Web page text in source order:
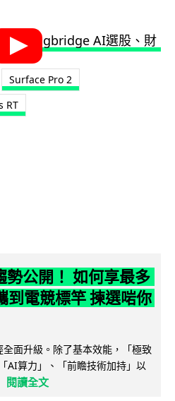
Surface Pro 2
RT
公開！ 如何享最多
電競標竿 揀選啱你
面升級。除了基本效能，「極致
AI算力」、「前瞻技術加持」以
閱讀全文